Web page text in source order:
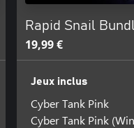
Rapid Snail
19,99 €
Jeux inclus
Cyber Tank Pink
Cyber Tank Pink